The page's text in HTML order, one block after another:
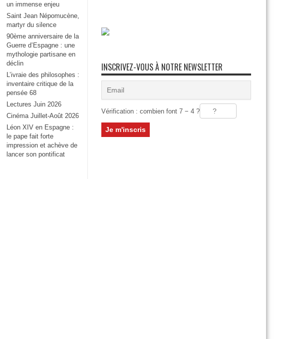
un immense enjeu
Saint Jean Népomucène,
martyr du silence
90ème anniversaire de la
Guerre d’Espagne : une
mythologie partisane en
déclin
L’ivraie des philosophes :
inventaire critique de la
pensée 68
Lectures Juin 2026
Cinéma Juillet-Août 2026
Léon XIV en Espagne :
le pape fait forte
impression et achève de
lancer son pontificat
INSCRIVEZ-VOUS À NOTRE NEWSLETTER
Vérification : combien font 7 − 4 ?